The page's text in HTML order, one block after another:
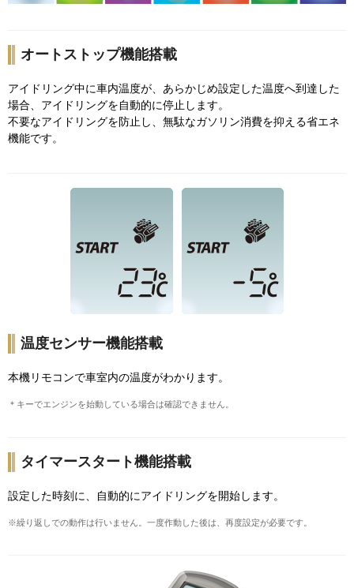
オートストップ機能搭載
アイドリング中に車内温度が、あらかじめ設定した温度へ到達した
場合、アイドリングを自動的に停止します。
不要なアイドリングを防止し、無駄なガソリン消費を抑える省エネ
機能です。
温度センサー機能搭載
本機リモコンで車室内の温度がわかります。
＊キーでエンジンを始動している場合は確認できません。
タイマースタート機能搭載
設定した時刻に、自動的にアイドリングを開始します。
※繰り返しでの動作は行いません。一度作動した後は、再度設定が必要です。